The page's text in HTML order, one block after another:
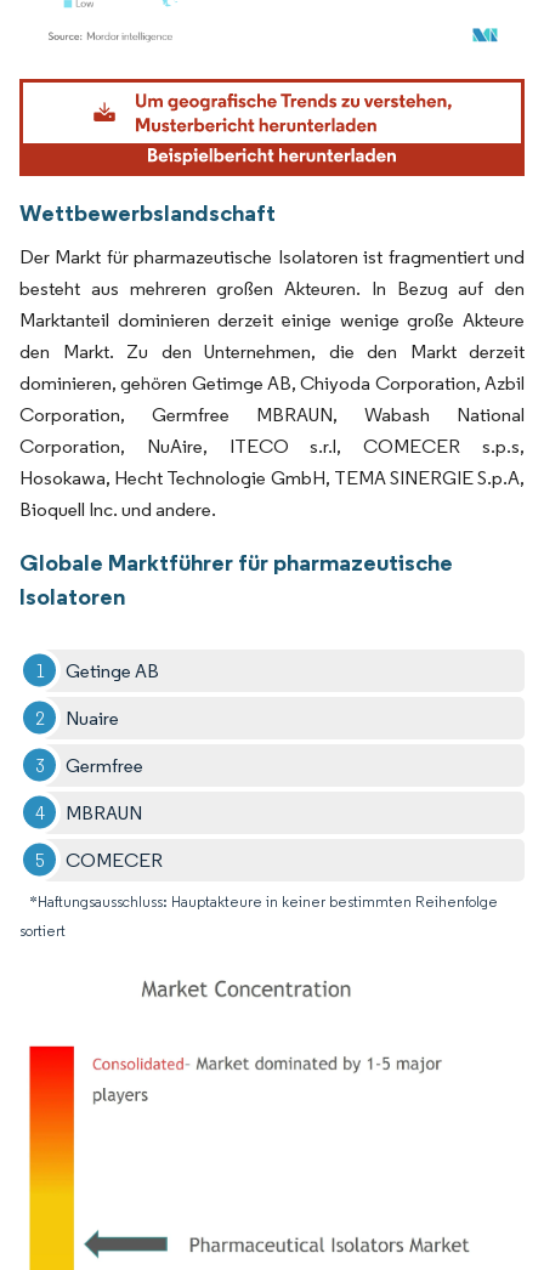
Bild © Mordor Intelligence. Wiederverwendung erfordert Namensnennung gemäß
Wettbewerbslandschaft
Der Markt für pharmazeutische Isolatoren ist fragmentiert und
besteht aus mehreren großen Akteuren. In Bezug auf den
Marktanteil dominieren derzeit einige wenige große Akteure
den Markt. Zu den Unternehmen, die den Markt derzeit
dominieren, gehören Getimge AB, Chiyoda Corporation, Azbil
Corporation, Germfree MBRAUN, Wabash National
Corporation, NuAire, ITECO s.r.l, COMECER s.p.s,
Hosokawa, Hecht Technologie GmbH, TEMA SINERGIE S.p.A,
Bioquell Inc. und andere.
Globale Marktführer für pharmazeutische
Isolatoren
Getinge AB
Nuaire
Germfree
MBRAUN
COMECER
*Haftungsausschluss: Hauptakteure in keiner bestimmten Reihenfolge
sortiert